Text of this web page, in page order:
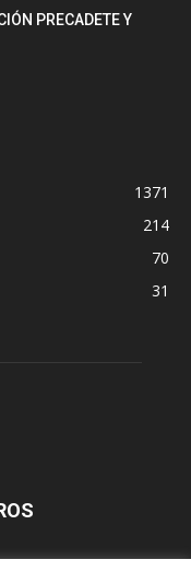
PRECADETE Y
1371
214
70
31